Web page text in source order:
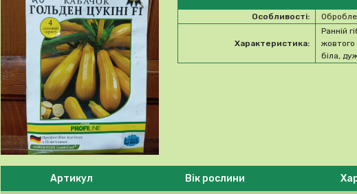
Особливості:
Характеристика:
Ранній
біла,
Будь ласка, виберіть продукт
Артикул Вік рослини